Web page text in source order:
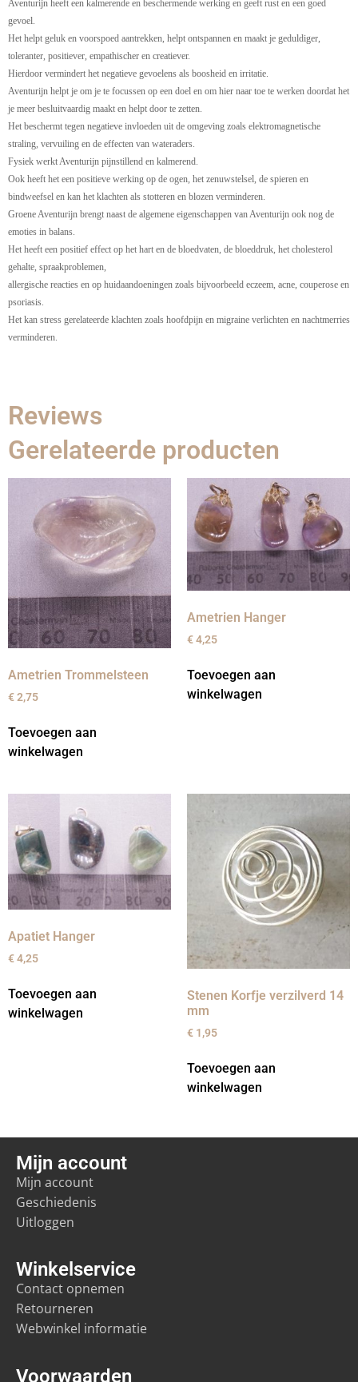
Aventurijn heeft een kalmerende en beschermende werking en geeft rust en een goed
gevoel.
Het helpt geluk en voorspoed aantrekken, helpt ontspannen en maakt je geduldiger,
toleranter, positiever, empathischer en creatiever.
Hierdoor vermindert het negatieve gevoelens als boosheid en irritatie.
Aventurijn helpt je om je te focussen op een doel en om hier naar toe te werken doordat het
je meer besluitvaardig maakt en helpt door te zetten.
Het beschermt tegen negatieve invloeden uit de omgeving zoals elektromagnetische
straling, vervuiling en de effecten van wateraders.
Fysiek werkt Aventurijn pijnstillend en kalmerend.
Ook heeft het een positieve werking op de ogen, het zenuwstelsel, de spieren en
bindweefsel en kan het klachten als stotteren en blozen verminderen.
Groene Aventurijn brengt naast de algemene eigenschappen van Aventurijn ook nog de
emoties in balans.
Het heeft een positief effect op het hart en de bloedvaten, de bloeddruk, het cholesterol
gehalte, spraakproblemen,
allergische reacties en op huidaandoeningen zoals bijvoorbeeld eczeem, acne, couperose en
psoriasis.
Het kan stress gerelateerde klachten zoals hoofdpijn en migraine verlichten en nachtmerries
verminderen.
Reviews
Gerelateerde producten
Ametrien Trommelsteen
€2,75
Toevoegen aan
winkelwagen
Ametrien Hanger
€4,25
Toevoegen aan
winkelwagen
Apatiet Hanger
€4,25
Toevoegen aan
winkelwagen
Stenen Korfje verzilverd 14
mm
€ 1,95
Toevoegen aan
winkelwagen
Voorwaarden
Winkelservice
Contact opnemen
Retourneren
Webwinkel informatie
Mijn account
Mijn account
Geschiedenis
Uitloggen